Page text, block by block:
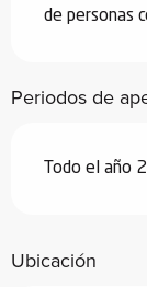
de personas
Periodos de
Todo el año
Ubicación